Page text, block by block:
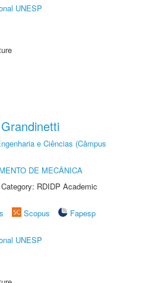
UNESP
e Ciências (Câmpus
DE MECÂNICA
RDIDP Academic
Scopus
Fapesp
UNESP